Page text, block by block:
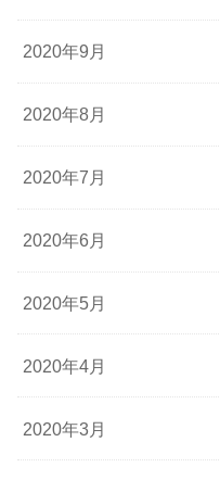
2020年9月
2020年8月
2020年7月
2020年6月
2020年5月
2020年4月
2020年3月